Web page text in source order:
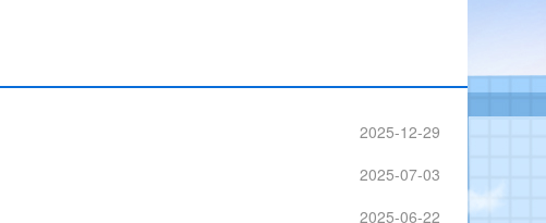
2025-12-29
2025-07-03
2025-06-22